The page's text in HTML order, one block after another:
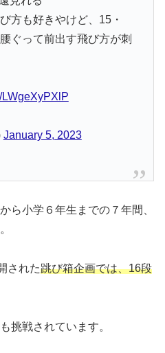
方も好きやけど、15・
ぐって前出す飛び方が刺
January 5, 2023
ら小学６年生までの７年間、
された跳び箱企画では、16段
挑戦されています。